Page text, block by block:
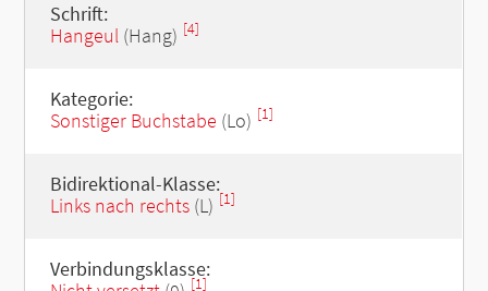
Schrift:
Hangeul(Hang) [4]
Kategorie:
Sonstiger Buchstabe (Lo) [1]
Bidirektional-Klasse:
Links nach rechts(L) [1]
Verbindungsklasse:
[1]